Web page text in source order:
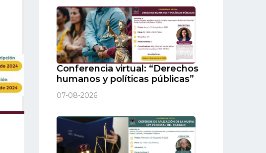
Conferencia virtual: “Derechos
humanos y políticas públicas”
07-08-2026